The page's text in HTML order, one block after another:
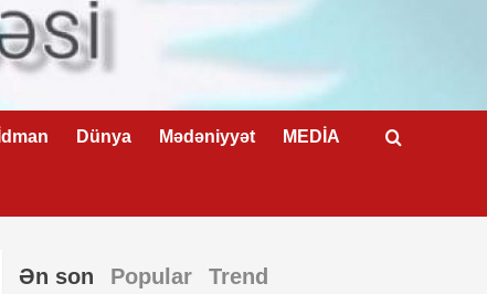
İdman Dünya Mədəniyyət MEDİA
Ən son Popular Trend